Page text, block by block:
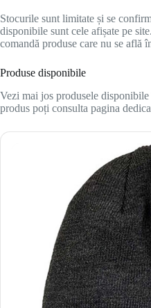
Stocurile sunt limitate și se
disponibile sunt cele afișate pe
comandă produse care nu se află
Produse disponibile
Vezi mai jos produsele
produs poți consulta pagina